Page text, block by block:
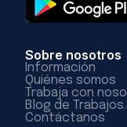
Sobre nosotros
Información
Quiénes somos
Trabaja con
Blog de
Contáctanos